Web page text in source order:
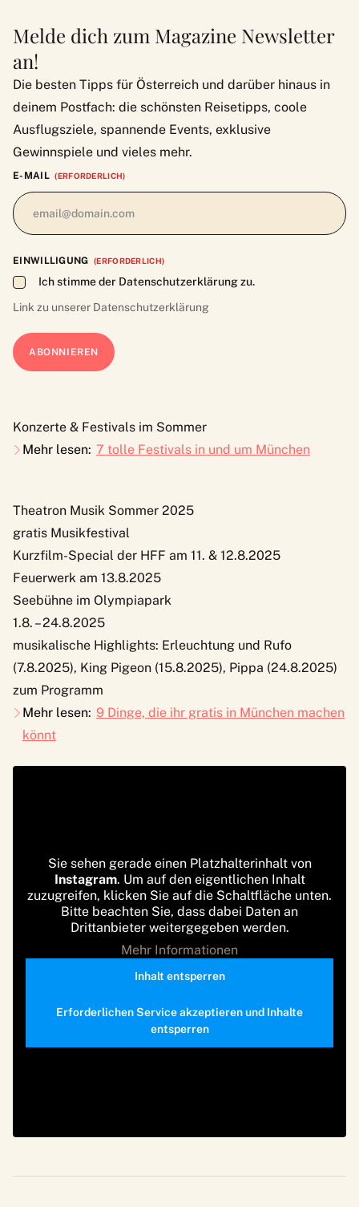
Melde dich zum Magazine Newsletter
an!
Die besten Tipps für Österreich und darüber hinaus in
deinem Postfach: die schönsten Reisetipps, coole
Ausflugsziele, spannende Events, exklusive
Gewinnspiele und vieles mehr.
E-MAIL (ERFORDERLICH)
EINWILLIGUNG (ERFORDERLICH)
Ich stimme der Datenschutzerklärung zu.
Link zu unserer Datenschutzerklärung
Konzerte & Festivals im Sommer
Mehr lesen: 7 tolle Festivals in und um München
Theatron Musik Sommer 2025
gratis Musikfestival
Kurzfilm-Special der HFF am 11. & 12.8.2025
Feuerwerk am 13.8.2025
Seebühne im Olympiapark
1.8. – 24.8.2025
musikalische Highlights: Erleuchtung und Rufo
(7.8.2025), King Pigeon (15.8.2025), Pippa (24.8.2025)
zum Programm
Mehr lesen: 9 Dinge, die ihr gratis in München machen
könnt
Sie sehen gerade einen Platzhalterinhalt von
Instagram. Um auf den eigentlichen Inhalt
zuzugreifen, klicken Sie auf die Schaltfläche unten.
Bitte beachten Sie, dass dabei Daten an
Drittanbieter weitergegeben werden.
Mehr Informationen
Inhalt entsperren
Erforderlichen Service akzeptieren und Inhalte
entsperren